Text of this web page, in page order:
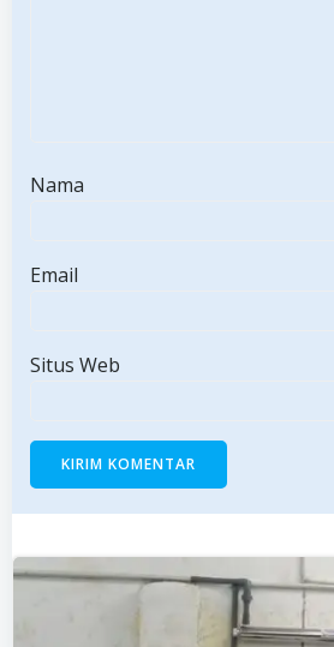
Nama
Email
Situs Web